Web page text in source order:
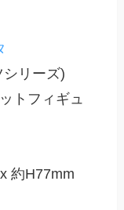
リーズ)
トフィギュ
約H77mm